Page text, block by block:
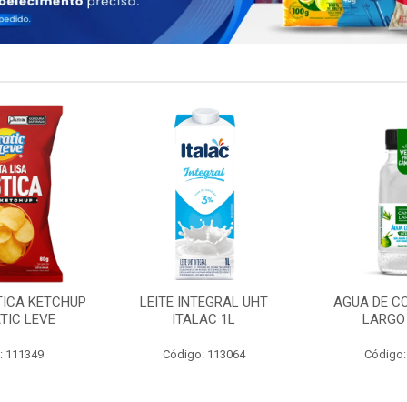
KETCHUP
LEVE
111349
LEITE INTEGRAL UHT
ITALAC 1L
Código: 113064
AGUA DE
Código: